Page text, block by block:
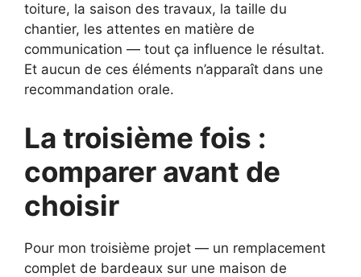
toiture, la saison des travaux, la taille du
chantier, les attentes en matière de
communication — tout ça influence le résultat.
Et aucun de ces éléments n’apparaît dans une
recommandation orale.
La troisième fois :
comparer avant de
choisir
Pour mon troisième projet — un remplacement
complet de bardeaux sur une maison de